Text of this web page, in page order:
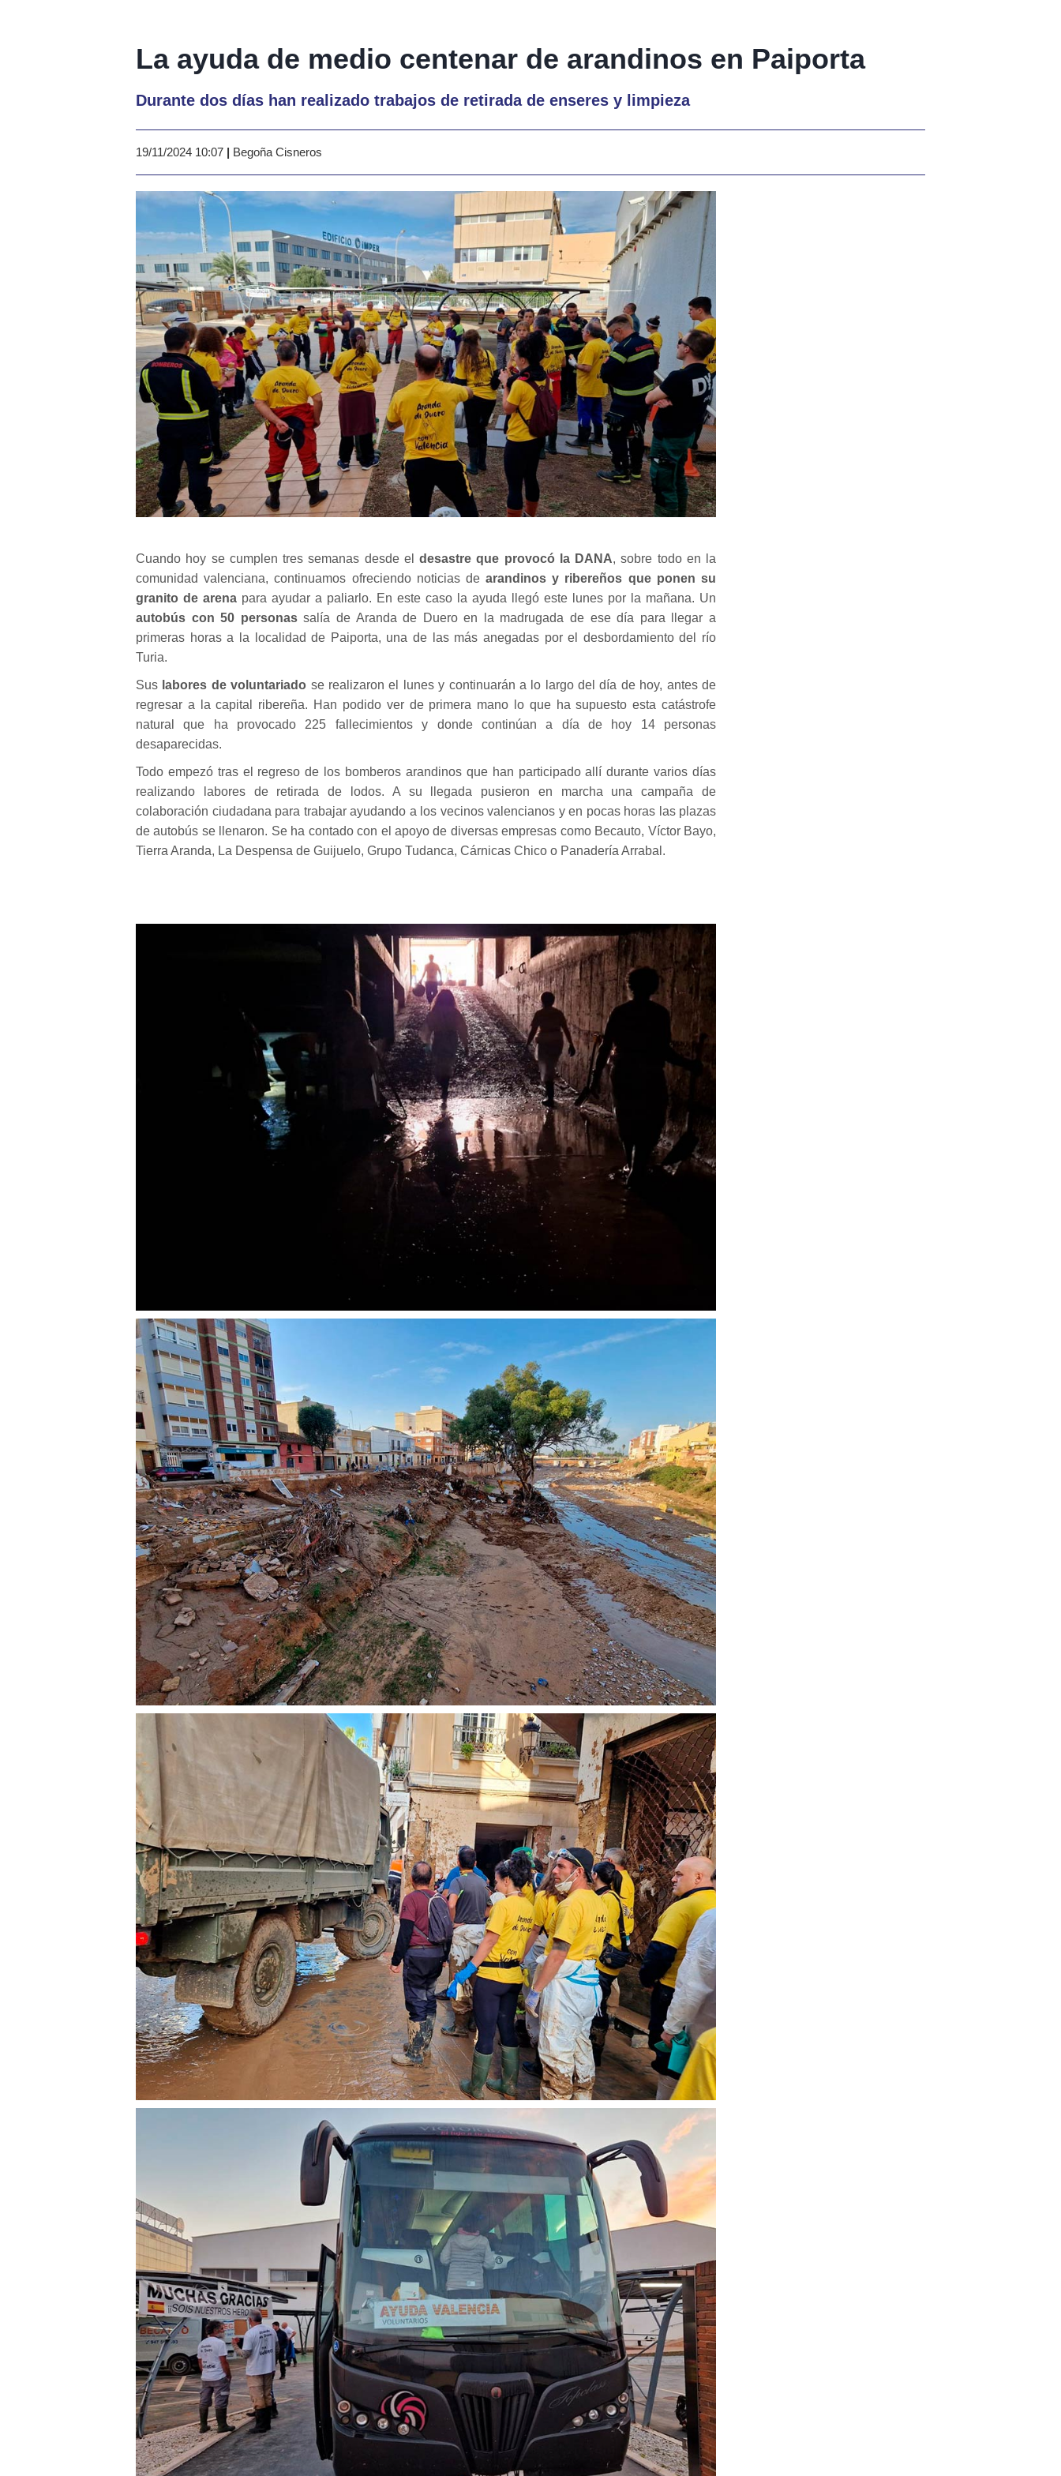
La ayuda de medio centenar de arandinos en Paiporta
Durante dos días han realizado trabajos de retirada de enseres y limpieza
19/11/2024 10:07 | Begoña Cisneros
Cuando hoy se cumplen tres semanas desde el desastre que provocó la DANA, sobre todo en la
comunidad valenciana, continuamos ofreciendo noticias dearandinos y ribereños que ponen su
granito de arena para ayudar a paliarlo. En este caso la ayuda llegó este lunes por la mañana. Un
autobús con 50 personassalía de Aranda de Duero en la madrugada de ese día para llegar a
primeras horas a la localidad de Paiporta, una de las más anegadas por el desbordamiento del río
Turia.
Sus labores de voluntariado se realizaron el lunes y continuarán a lo largo del día de hoy, antes de
regresar a la capital ribereña. Han podido ver de primera mano lo que ha supuesto esta catástrofe
natural que ha provocado 225 fallecimientos y donde continúan a día de hoy 14 personas
desaparecidas.
Todo empezó tras el regreso de los bomberos arandinos que han participado allí durante varios días
realizando labores de retirada de lodos. A su llegada pusieron en marcha una campaña de
colaboración ciudadana para trabajar ayudando a los vecinos valencianos y en pocas horas las plazas
de autobús se llenaron. Se ha contado con el apoyo de diversas empresas como Becauto, Víctor Bayo,
Tierra Aranda, La Despensa de Guijuelo, Grupo Tudanca, Cárnicas Chico o Panadería Arrabal.